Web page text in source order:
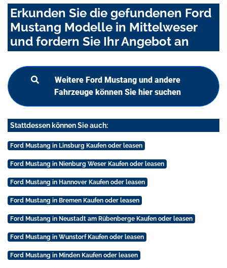
Erkunden Sie die gefundenen Ford
Mustang Modelle in Mittelweser
und fordern Sie Ihr Angebot an
Weitere Ford Mustang und andere
Fahrzeuge können Sie hier suchen
Stattdessen können Sie auch:
Ford Mustang in Linsburg Kaufen oder leasen
Ford Mustang in Nienburg Weser Kaufen oder leasen
Ford Mustang in Hannover Kaufen oder leasen
Ford Mustang in Bremen Kaufen oder leasen
Ford Mustang in Neustadt am Rübenberge Kaufen oder leasen
Ford Mustang in Wunstorf Kaufen oder leasen
Ford Mustang in Minden Kaufen oder leasen